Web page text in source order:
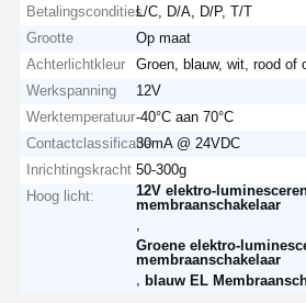
BetalingsconditiesL/C, D/A, D/P, T/T
Grootte
Op maat
Achterlichtkleur
Groen, blauw, wit, rood of
Werkspanning
12V
Werktemperatuur-40°C aan 70°C
Contactclassificatie30mA @ 24VDC
Inrichtingskracht 50-300g
Hoog licht:
12V elektro-
membraanschakelaar
Groene elektro-
membraanschakelaar
blauw EL